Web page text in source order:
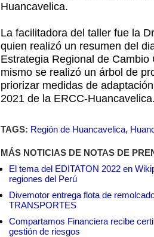
Huancavelica.
La facilitadora del taller fue la
quien realizó un resumen del
Estrategia Regional de
mismo se realizó un árbol de
priorizar medidas de
2021 de la ERCC-
TAGS: Región de Huancavelica,
MÁS NOTICIAS DE NOTAS DE
El tema del EDITATON 2022 en
regiones del Perú
Divemotor entrega flota de
TRANSPORTES
Compartamos Financiera recibe
gestión de riesgos